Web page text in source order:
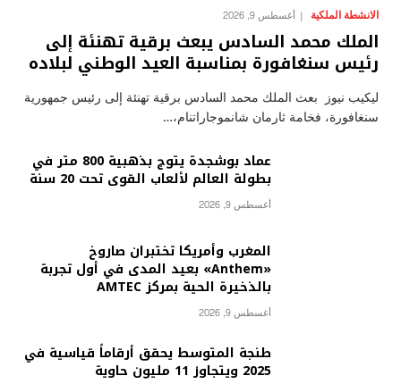
الانشطة الملكية أغسطس 9, 2026
الملك محمد السادس يبعث برقية تهنئة إلى
رئيس سنغافورة بمناسبة العيد الوطني لبلاده
ليكيب نيوز بعث الملك محمد السادس برقية تهنئة إلى رئيس جمهورية
سنغافورة، فخامة ثارمان شانموجاراتنام،…
عماد بوشجدة يتوج بذهبية 800 متر في
بطولة العالم لألعاب القوى تحت 20 سنة
أغسطس 9, 2026
المغرب وأمريكا تختبران صاروخ
«Anthem» بعيد المدى في أول تجربة
بالذخيرة الحية بمركز AMTEC
أغسطس 9, 2026
طنجة المتوسط يحقق أرقاماً قياسية في
2025 ويتجاوز 11 مليون حاوية